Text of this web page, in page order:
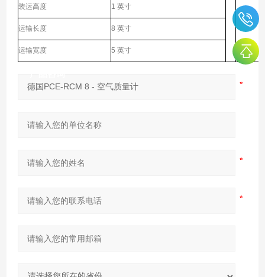
装运高度 1 英寸
运输长度 8 英寸
运输宽度 5 英寸